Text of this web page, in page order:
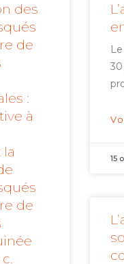
des
de
:
à
de
30
15